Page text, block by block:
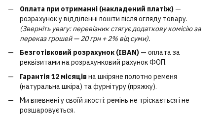
Оплата при отриманні (накладений платіж) —
розрахунок у відділенні пошти після огляду товару.
(Зверніть увагу: перевізник стягує додаткову комісію за
переказ грошей — 20 грн + 2% від суми).
Безготівковий розрахунок (IBAN) — оплата за
реквізитами на розрахунковий рахунок ФОП.
Гарантія 12 місяцівна шкіряне полотно ременя
(натуральна шкіра) та фурнітуру (пряжку).
Ми впевнені у своїй якості: ремінь не тріскається і не
розшаровується.